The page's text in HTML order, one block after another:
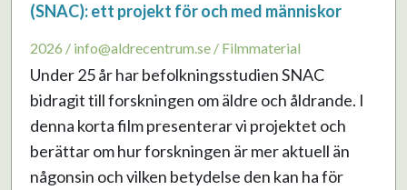
(SNAC): ett projekt för och med människor
2026 / info@aldrecentrum.se / Filmmaterial
Under 25 år har befolkningsstudien SNAC
bidragit till forskningen om äldre och åldrande. I
denna korta film presenterar vi projektet och
berättar om hur forskningen är mer aktuell än
någonsin och vilken betydelse den kan ha för